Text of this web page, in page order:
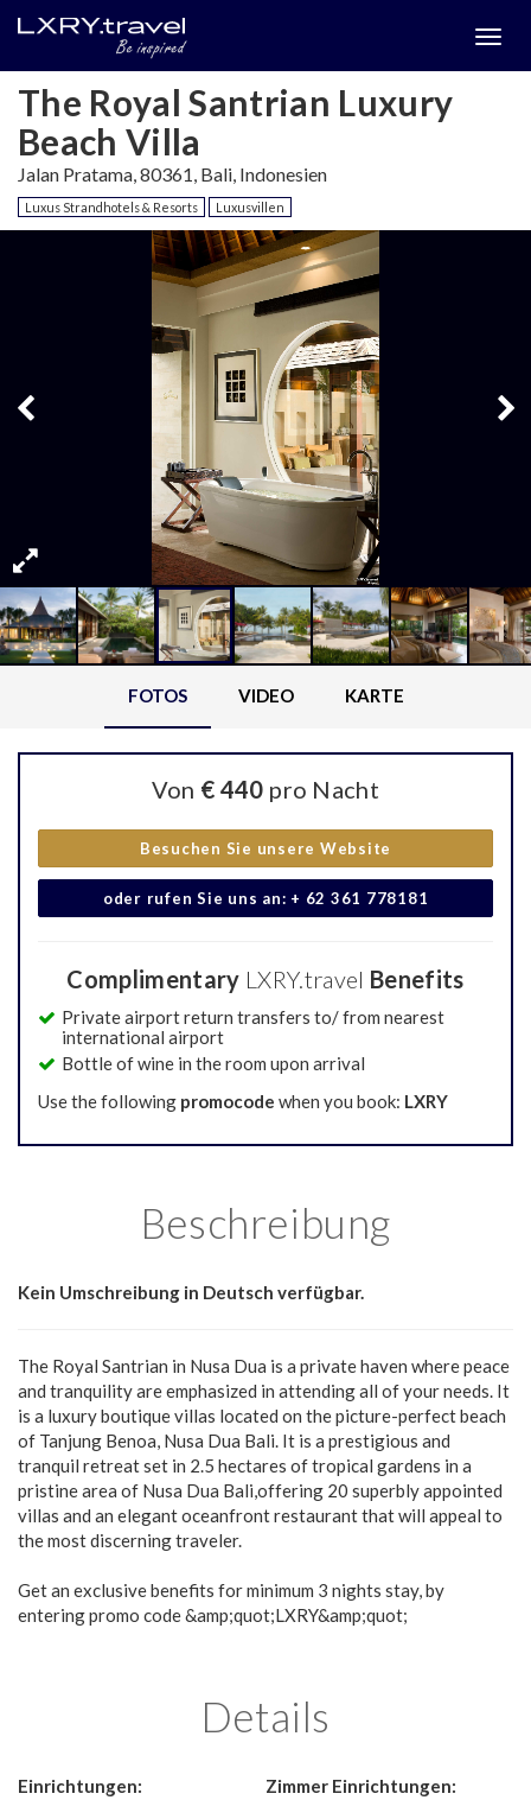
The Royal Santrian Luxury
Beach Villa
Jalan Pratama, 80361, Bali, Indonesien
Luxus Strandhotels & Resorts Luxusvillen
FOTOS VIDEO KARTE
Von € 440 pro Nacht
Besuchen Sie unsere Website
oder rufen Sie uns an: + 62 361 778181
Complimentary LXRY.travel Benefits
Private airport return transfers to/ from nearest
international airport
Bottle of wine in the room upon arrival
Use the following promocode when you book: LXRY
Beschreibung
Kein Umschreibung in Deutsch verfügbar.
The Royal Santrian in Nusa Dua is a private haven where peace
and tranquility are emphasized in attending all of your needs. It
is a luxury boutique villas located on the picture-perfect beach
of Tanjung Benoa, Nusa Dua Bali. It is a prestigious and
tranquil retreat set in 2.5 hectares of tropical gardens in a
pristine area of Nusa Dua Bali,offering 20 superbly appointed
villas and an elegant oceanfront restaurant that will appeal to
the most discerning traveler.
Get an exclusive benefits for minimum 3 nights stay, by
entering promo code &amp;quot;LXRY&amp;quot;
Details
Einrichtungen:
Zimmer Einrichtungen: